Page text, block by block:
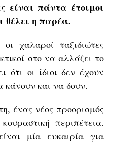
είναι πάντα έτοιμοι
θέλει η παρέα.
χαλαροί ταξιδιώτες
στο να αλλάζει το
ότι οι ίδιοι δεν έχουν
και να δουν.
ένας νέος προορισμός
περιπέτεια.
μία ευκαιρία για